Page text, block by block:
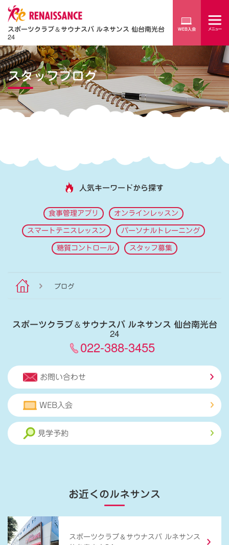
スポーツクラブ＆サウナスパ ルネサンス 仙台南光台
24
スタッフブログ
人気キーワードから探す
食事管理アプリ オンラインレッスン
スマートテニスレッスン パーソナルトレーニング
糖質コントロール スタッフ募集
ブログ
スポーツクラブ＆サウナスパ ルネサンス 仙台南光台
24
022-388-3455
お問い合わせ
WEB入会
見学予約
お近くのルネサンス
スポーツクラブ ＆ サウナスパ ルネサンス